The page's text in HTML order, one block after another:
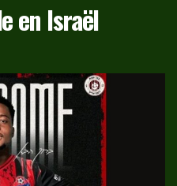
en Israël